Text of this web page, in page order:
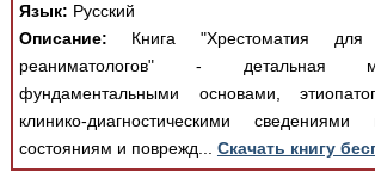
Язык: Русский
Описание: Книга "Хрестоматия для
реаниматологов" - детальная
фундаментальными основами,
клинико-диагностическими
состояниям и поврежд... Скачать книгу